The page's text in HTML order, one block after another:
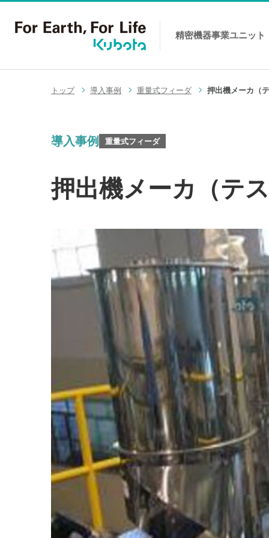
精密機器事業ユニット
トップ 導入事例 重量式フィーダ 押出機メーカ（
導入事例 重量式フィーダ
押出機メーカ（テ